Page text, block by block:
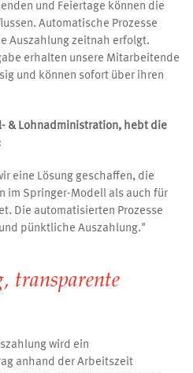
und Feiertage können die
Automatische Prozesse
Auszahlung zeitnah erfolgt.
erhalten unsere Mitarbeitende
und können sofort über ihren
& Lohnadministration, hebt die
eine Lösung geschaffen, die
im Springer-Modell als auch für
Die automatisierten Prozesse
pünktliche Auszahlung."
transparente
wird ein
anhand der Arbeitszeit